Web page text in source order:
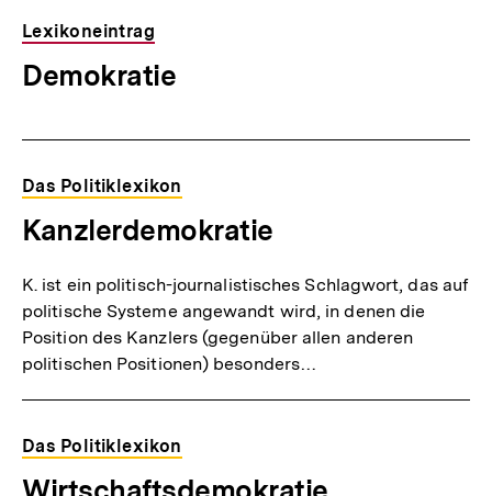
Lexikoneintrag
Demokratie
Das Politiklexikon
Kanzlerdemokratie
K. ist ein politisch-journalistisches Schlagwort, das auf
politische Systeme angewandt wird, in denen die
Position des Kanzlers (gegenüber allen anderen
politischen Positionen) besonders…
Das Politiklexikon